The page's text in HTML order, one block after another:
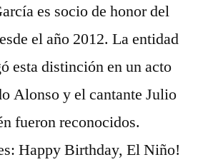
es socio de honor del
el año 2012. La entidad
esta distinción en un acto
Alonso y el cantante Julio
fueron reconocidos.
Happy Birthday, El Niño!